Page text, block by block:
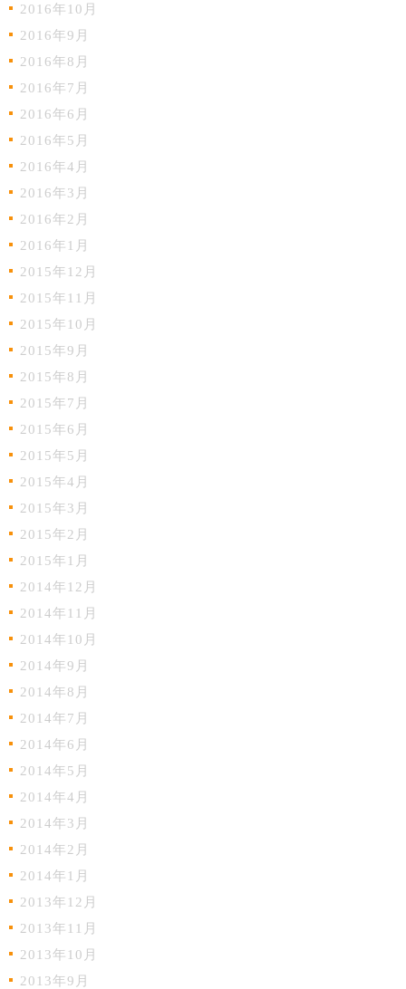
2016年10月
2016年9月
2016年8月
2016年7月
2016年6月
2016年5月
2016年4月
2016年3月
2016年2月
2016年1月
2015年12月
2015年11月
2015年10月
2015年9月
2015年8月
2015年7月
2015年6月
2015年5月
2015年4月
2015年3月
2015年2月
2015年1月
2014年12月
2014年11月
2014年10月
2014年9月
2014年8月
2014年7月
2014年6月
2014年5月
2014年4月
2014年3月
2014年2月
2014年1月
2013年12月
2013年11月
2013年10月
2013年9月